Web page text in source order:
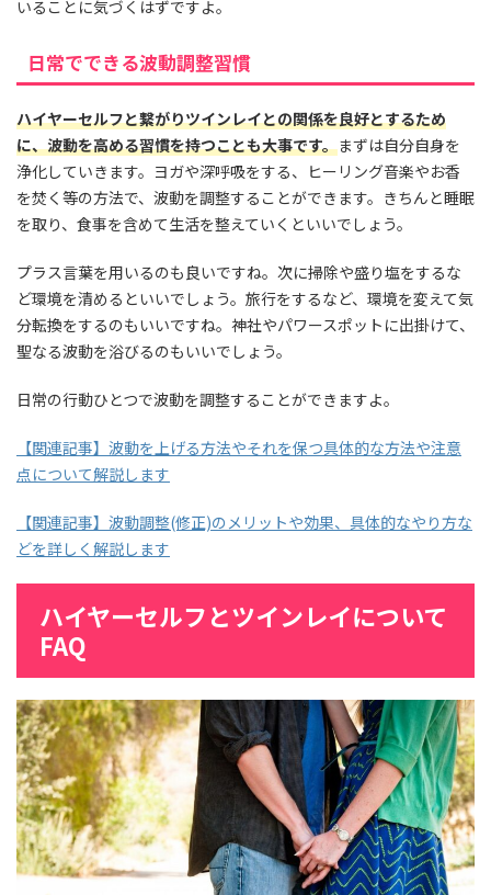
いることに気づくはずですよ。
日常でできる波動調整習慣
ハイヤーセルフと繋がりツインレイとの関係を良好とするため
に、波動を高める習慣を持つことも大事です。まずは自分自身を
浄化していきます。ヨガや深呼吸をする、ヒーリング音楽やお香
を焚く等の方法で、波動を調整することができます。きちんと睡眠
を取り、食事を含めて生活を整えていくといいでしょう。
プラス言葉を用いるのも良いですね。次に掃除や盛り塩をするな
ど環境を清めるといいでしょう。旅行をするなど、環境を変えて気
分転換をするのもいいですね。神社やパワースポットに出掛けて、
聖なる波動を浴びるのもいいでしょう。
日常の行動ひとつで波動を調整することができますよ。
【関連記事】波動を上げる方法やそれを保つ具体的な方法や注意
点について解説します
【関連記事】波動調整(修正)のメリットや効果、具体的なやり方な
どを詳しく解説します
ハイヤーセルフとツインレイについて
FAQ